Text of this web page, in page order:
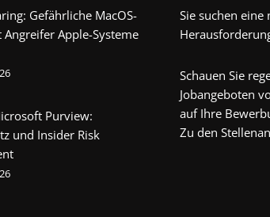
Gefährliche MacOS-
Angreifer Apple-Systeme
Purview:
und Insider Risk
Sie suchen eine
Schauen Sie
Jobangeboten
auf Ihre
Zu den